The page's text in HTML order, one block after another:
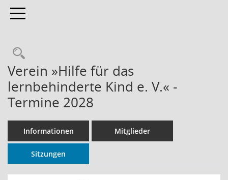
Toggle navigation
Rechercheauswahl
Verein »Hilfe für das
lernbehinderte Kind e. V.« -
Termine 2028
Informationen Mitglieder
Sitzungen